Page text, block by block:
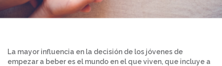
La mayor influencia en la decisión de los jóvenes de
empezar a beber es el mundo en el que viven, que incluye a